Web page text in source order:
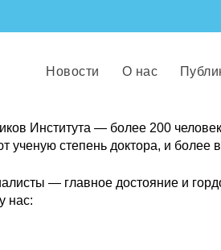
Новости О нас
Института — более 200
ученую степень доктора, и более
— главное достояние и
нас: